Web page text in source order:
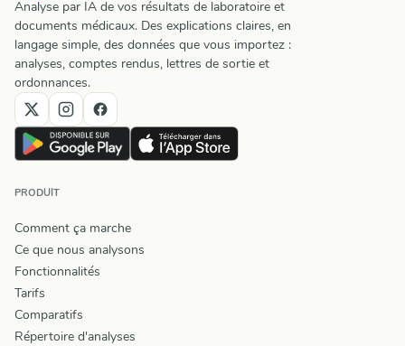
Analyse par IA de vos résultats de laboratoire et
documents médicaux. Des explications claires, en
langage simple, des données que vous importez :
analyses, comptes rendus, lettres de sortie et
ordonnances.
PRODUIT
Comment ça marche
Ce que nous analysons
Fonctionnalités
Tarifs
Comparatifs
Répertoire d'analyses